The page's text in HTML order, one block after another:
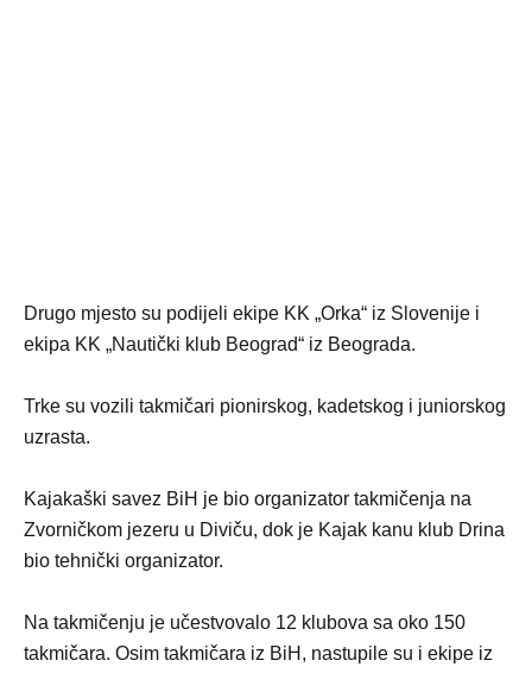
Drugo mjesto su podijeli ekipe KK „Orka“ iz Slovenije i
ekipa KK „Nautički klub Beograd“ iz Beograda.
Trke su vozili takmičari pionirskog, kadetskog i juniorskog
uzrasta.
Kajakaški savez BiH je bio organizator takmičenja na
Zvorničkom jezeru u Diviču, dok je Kajak kanu klub Drina
bio tehnički organizator.
Na takmičenju je učestvovalo 12 klubova sa oko 150
takmičara. Osim takmičara iz BiH, nastupile su i ekipe iz